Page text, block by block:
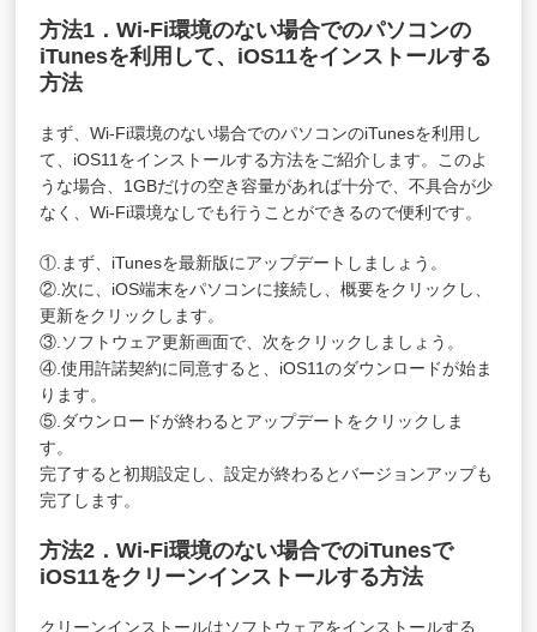
方法1．Wi-Fi環境のない場合でのパソコンの
iTunesを利用して、iOS11をインストールする
方法
まず、Wi-Fi環境のない場合でのパソコンのiTunesを利用し
て、iOS11をインストールする方法をご紹介します。このよ
うな場合、1GBだけの空き容量があれば十分で、不具合が少
なく、Wi-Fi環境なしでも行うことができるので便利です。
①.まず、iTunesを最新版にアップデートしましょう。
②.次に、iOS端末をパソコンに接続し、概要をクリックし、
更新をクリックします。
③.ソフトウェア更新画面で、次をクリックしましょう。
④.使用許諾契約に同意すると、iOS11のダウンロードが始ま
ります。
⑤.ダウンロードが終わるとアップデートをクリックしま
す。
完了すると初期設定し、設定が終わるとバージョンアップも
完了します。
方法2．Wi-Fi環境のない場合でのiTunesで
iOS11をクリーンインストールする方法
クリーンインストールはソフトウェアをインストールする